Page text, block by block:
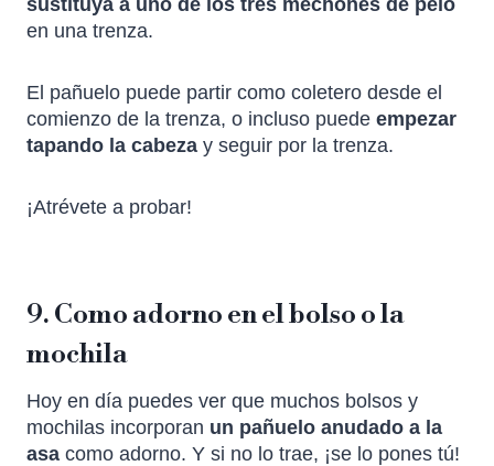
en una trenza.
El pañuelo puede partir como coletero desde el
comienzo de la trenza, o incluso puede empezar
tapando la cabeza y seguir por la trenza.
¡Atrévete a probar!
9. Como adorno en el bolso o la
mochila
Hoy en día puedes ver que muchos bolsos y
mochilas incorporan un pañuelo anudado a la
asa como adorno. Y si no lo trae, ¡se lo pones tú!